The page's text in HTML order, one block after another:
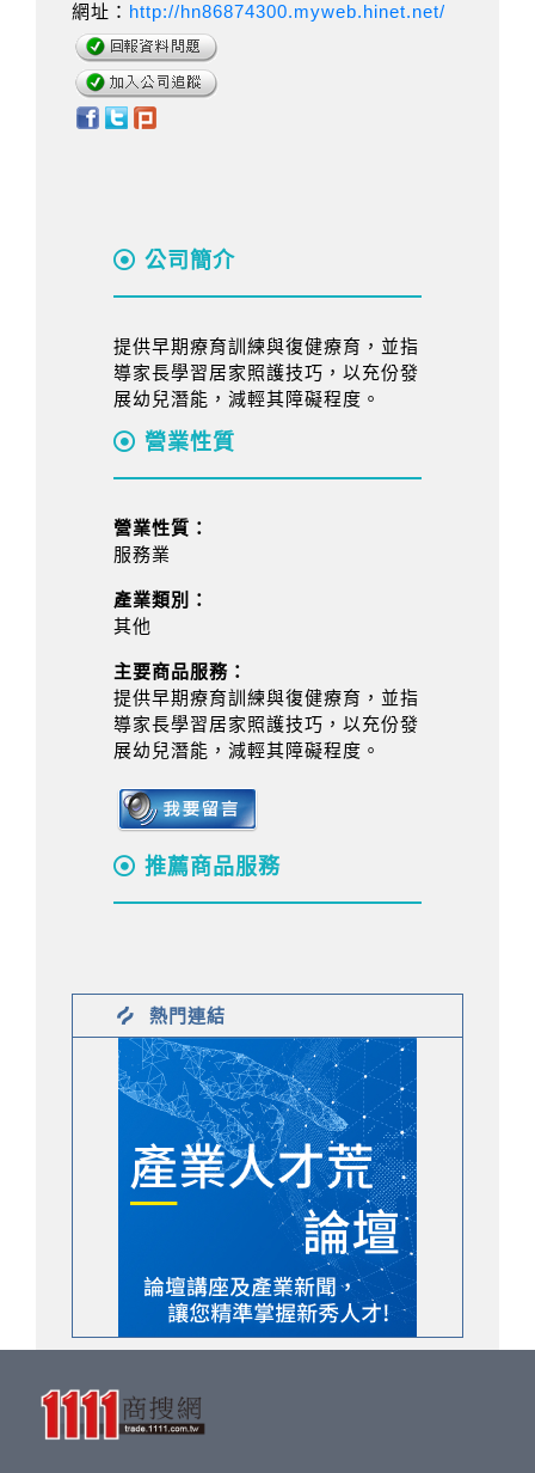
網址： http://hn86874300.myweb.hinet.net/
公司簡介
提供早期療育訓練與復健療育，並指
導家長學習居家照護技巧，以充份發
展幼兒潛能，減輕其障礙程度。
營業性質
營業性質：
服務業
產業類別：
其他
主要商品服務：
提供早期療育訓練與復健療育，並指
導家長學習居家照護技巧，以充份發
展幼兒潛能，減輕其障礙程度。
推薦商品服務
熱門連結